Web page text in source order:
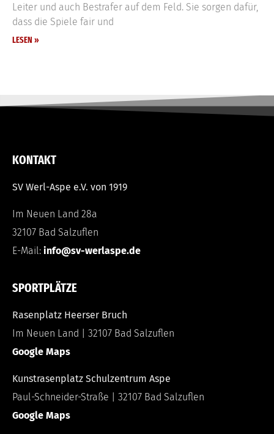
Leiter und auch Bestrafer auf dem Feld. Sie sorgen dafür,
dass die Spiele fair und
LESEN »
KONTAKT
SV Werl-Aspe e.V. von 1919
Im Neuen Land 28a
32107 Bad Salzuflen
E-Mail: info@sv-werlaspe.de
SPORTPLÄTZE
Rasenplatz Heerser Bruch
Im Neuen Land | 32107 Bad Salzuflen
Google Maps
Kunstrasenplatz Schulzentrum Aspe
Paul-Schneider-Straße | 32107 Bad Salzuflen
Google Maps